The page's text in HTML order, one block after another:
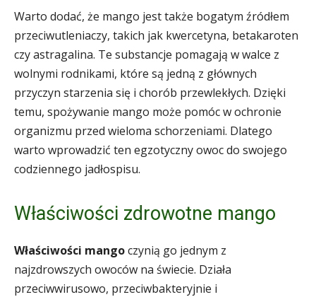
Warto dodać, że mango jest także bogatym źródłem
przeciwutleniaczy, takich jak kwercetyna, betakaroten
czy astragalina. Te substancje pomagają w walce z
wolnymi rodnikami, które są jedną z głównych
przyczyn starzenia się i chorób przewlekłych. Dzięki
temu, spożywanie mango może pomóc w ochronie
organizmu przed wieloma schorzeniami. Dlatego
warto wprowadzić ten egzotyczny owoc do swojego
codziennego jadłospisu.
Właściwości zdrowotne mango
Właściwości mangoczynią go jednym z
najzdrowszych owoców na świecie. Działa
przeciwwirusowo, przeciwbakteryjnie i